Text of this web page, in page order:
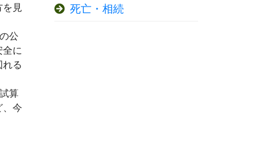
を見
公
に
る
算
、今
死亡・相続